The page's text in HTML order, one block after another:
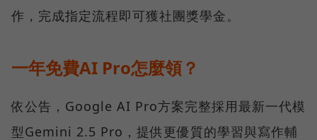
作，完成指定流程即可獲社團獎學金。
一年免費AI Pro怎麼領？
依公告，Google AI Pro方案完整採用最新一代模
型Gemini 2.5 Pro，提供更優質的學習與寫作輔